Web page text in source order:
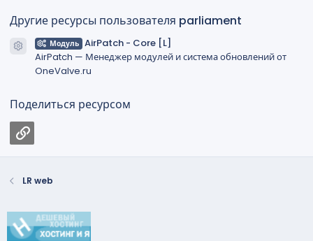
Другие ресурсы пользователя parliament
Иконка ресурса
Модуль AirPatch - Core [L]
AirPatch — Менеджер модулей и система обновлений от
OneValve.ru
Поделиться ресурсом
LR web